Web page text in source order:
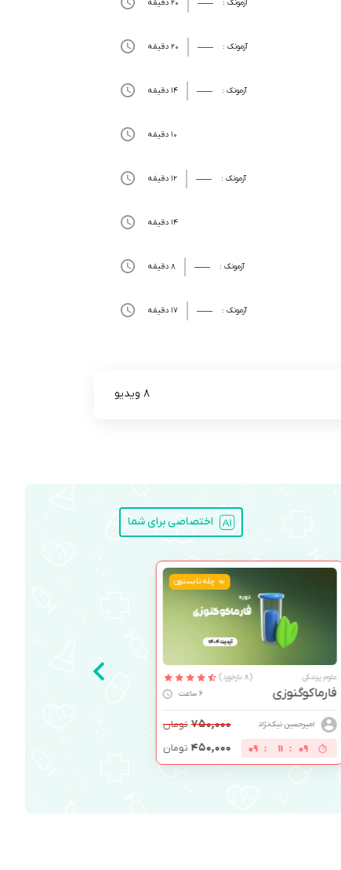
آزمونک : 20 دقیقه
آزمونک : 20 دقیقه
آزمونک : 14 دقیقه
10 دقیقه
آزمونک : 12 دقیقه
14 دقیقه
آزمونک : 8 دقیقه
آزمونک : 17 دقیقه
8 ویدیو
اختصاصی برای شما
چله تابستون
علوم پزشکی (8 بازخورد)
فارماکوگنوزی 6 ساعت
امیرحسین نیک‌نژاد ۷۵۰,۰۰۰ تومان
08
:
11
:
09 ۴۵۰,۰۰۰ تومان